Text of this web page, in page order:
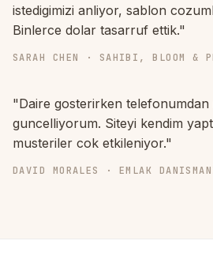
istedigimizi anliyor, sablon
Binlerce dolar tasarruf ettik."
SARAH CHEN · SAHIBI, BLOOM &
"Daire gosterirken telefonumdan
guncelliyorum. Siteyi kendim
musteriler cok etkileniyor."
DAVID MORALES · EMLAK